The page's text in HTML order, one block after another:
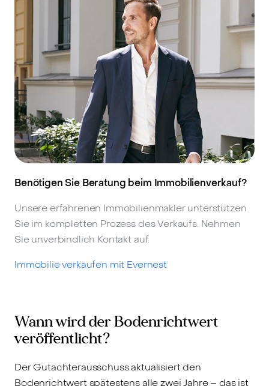
Benötigen Sie Beratung beim Immobilienverkauf?
Unsere erfahrenen Immobilienmakler unterstützen
Sie im kompletten Prozess des Verkaufs. Nehmen
Sie unverbindlich Kontakt auf.
Immobilie verkaufen mit Evernest
Wann wird der Bodenrichtwert
veröffentlicht?
Der Gutachterausschuss aktualisiert den
Bodenrichtwert spätestens alle zwei Jahre – das ist